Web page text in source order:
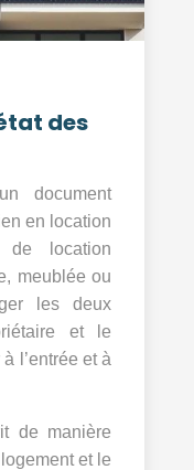
des
document
en location
location
meublée ou
les deux
et le
l’entrée et à
de manière
et le